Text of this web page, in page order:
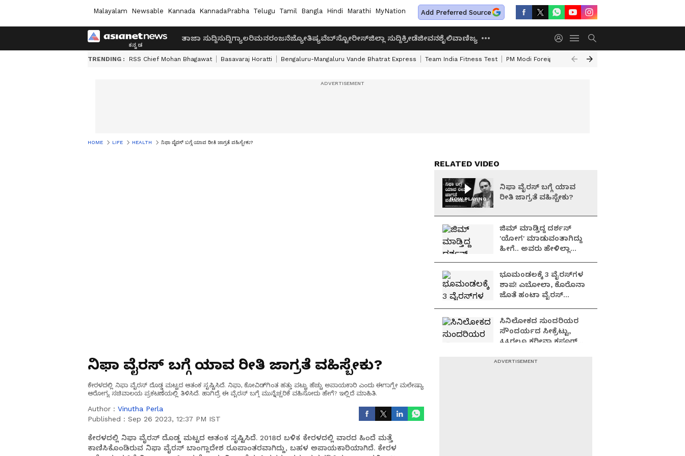
Malayalam Newsable Kannada KannadaPrabha Telugu Tamil Bangla Hindi Marathi MyNation Add Preferred Source
ತಾಜಾ ಸುದ್ದಿಸುದ್ದಿಗ್ಯಾಲರಿಮನರಂಜನೆಜ್ಯೋತಿಷ್ಯವೆಬ್‌ಸ್ಟೋರೀಸ್ಜಿಲ್ಲಾ ಸುದ್ದಿಕ್ರೀಡೆಜೀವನಶೈಲಿವಾಣಿಜ್ಯ
TRENDING : RSS Chief Mohan Bhagawat Basavaraj Horatti Bengaluru-Mangaluru Vande Bhatrat Express Team India Fitness Test PM Modi Foreign Travel Expenditure
HOME LIFE HEALTH ನಿಫಾ ವೈರಸ್‌ ಬಗ್ಗೆ ಯಾವ ರೀತಿ ಜಾಗ್ರತೆ ವಹಿಸ್ಬೇಕು?
ನಿಫಾ ವೈರಸ್‌ ಬಗ್ಗೆ ಯಾವ ರೀತಿ ಜಾಗ್ರತೆ ವಹಿಸ್ಬೇಕು?
ಕೇರಳದಲ್ಲಿ ನಿಫಾ ವೈರಸ್‌ ದೊಡ್ಡ ಮಟ್ಟದ ಆತಂಕ ಸೃಷ್ಟಿಸಿದೆ. ನಿಫಾ, ಕೋವಿಡ್‌ಗಿಂತ ಹತ್ತು ಪಟ್ಟು ಹೆಚ್ಚು ಅಪಾಯಕಾರಿ ಎಂದು ಈಗಾಗ್ಲೇ ಮಲೇಷ್ಯಾ
ಆರೋಗ್ಯ ಸಚಿವಾಲಯ ಪ್ರಕಟಣೆಯಲ್ಲಿ ತಿಳಿಸಿದೆ. ಹಾಗಿದ್ರೆ ಈ ವೈರಸ್ ಬಗ್ಗೆ ಮುನ್ನೆಚ್ಚರಿಕೆ ವಹಿಸೋದು ಹೇಗೆ? ಇಲ್ಲಿದೆ ಮಾಹಿತಿ.
Author : Vinutha Perla
Published : Sep 26 2023, 12:37 PM IST
ಕೇರಳದಲ್ಲಿ ನಿಫಾ ವೈರಸ್‌ ದೊಡ್ಡ ಮಟ್ಟದ ಆತಂಕ ಸೃಷ್ಟಿಸಿದೆ. 2018ರ ಬಳಿಕ ಕೇರಳದಲ್ಲಿ ವಾರದ ಹಿಂದೆ ಮತ್ತೆ
ಕಾಣಿಸಿಕೊಂಡಿರುವ ನಿಫಾ ವೈರಸ್‌ ಬಾಂಗ್ಲಾದೇಶ ರೂಪಾಂತರವಾಗಿದ್ದು, ಬಹಳ ಅಪಾಯಕಾರಿಯಾಗಿದೆ. ಕೇರಳ
RELATED VIDEO
NOW PLAYING
ನಿಫಾ ವೈರಸ್‌ ಬಗ್ಗೆ ಯಾವ
ರೀತಿ ಜಾಗ್ರತೆ ವಹಿಸ್ಬೇಕು?
ಜಿಮ್ ಮಾಡ್ತಿದ್ದ ದರ್ಶನ್
'ಯೋಗ' ಮಾಡುವಂತಾಗಿದ್ದು
ಹೀಗೆ.. ಅವರು ಹೇಳಿಲ್ಲಾ
ಭೂಮಂಡಲಕ್ಕೆ 3 ವೈರಸ್‌ಗಳ
ಶಾಪ! ಎಬೋಲಾ, ಕೊರೊನಾ
ಜೊತೆ ಹಂಟಾ ವೈರಸ್
ಭೀತಿ!
ಸಿನಿಲೋಕದ ಸುಂದರಿಯರ
ಸೌಂದರ್ಯದ ಸೀಕ್ರೆಟ್ಟು,
44ರಲ್ಲೂ ಕರೀನಾ ಕಪೂರ್